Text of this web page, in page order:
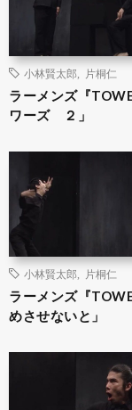
小林賢太郎 片桐仁
ラーメンズ『
ワーズ ２」
小林賢太郎 片桐仁
ラーメンズ『
めさせないと」